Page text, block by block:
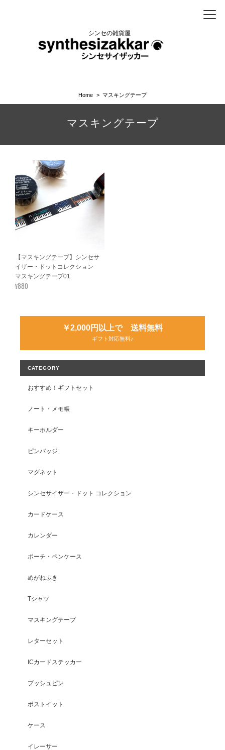
シンセの雑貨屋
Home マスキングテープ
マスキングテープ
【マスキングテープ】シンセサ
イザー・ドットコレクション
マスキングテープ01
¥880
￥2,000円以上で 送料無料
ギフト対応無料♪
CATEGORY
おすすめ！ギフトセット
ノート・メモ帳
キーホルダー
ピンバッジ
マグネット
シンセサイザー・ドット コレクション
カードケース
カレンダー
ポーチ・ペンケース
めがねふき
Tシャツ
マスキングテープ
レターセット
ICカードステッカー
プッシュピン
ポストイット
ケース
イレーサー